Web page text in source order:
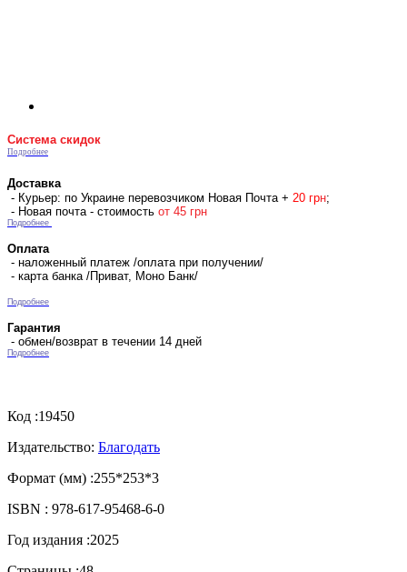
Система скидок
Подробнее
Доставка
- Курьер: по Украине перевозчиком Новая Почта + 20 грн;
- Новая почта - стоимость от 45 грн
Подробнее
Оплата
- наложенный платеж /оплата при получении/
- карта банка /Приват, Моно Банк/
Подробнее
Гарантия
- обмен/возврат в течении 14 дней
Подробнее
Код :19450
Издательство: Благодать
Формат (мм) :255*253*3
ISBN : 978-617-95468-6-0
Год издания :2025